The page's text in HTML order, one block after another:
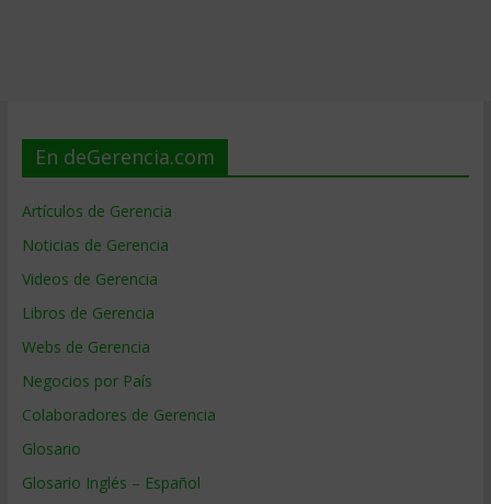
En deGerencia.com
Artículos de Gerencia
Noticias de Gerencia
Videos de Gerencia
Libros de Gerencia
Webs de Gerencia
Negocios por País
Colaboradores de Gerencia
Glosario
Glosario Inglés – Español